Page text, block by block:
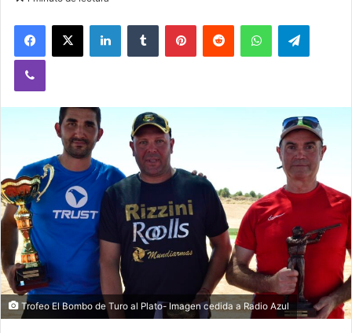
Trofeo El Bombo de Turo al Plato- Imagen cedida a Radio Azul